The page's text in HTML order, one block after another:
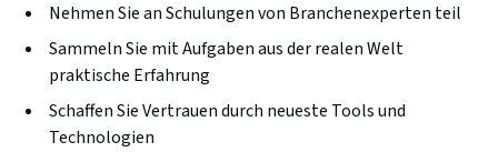
Nehmen Sie an Schulungen von Branchenexperten teil
Sammeln Sie mit Aufgaben aus der realen Welt
praktische Erfahrung
Schaffen Sie Vertrauen durch neueste Tools und
Technologien